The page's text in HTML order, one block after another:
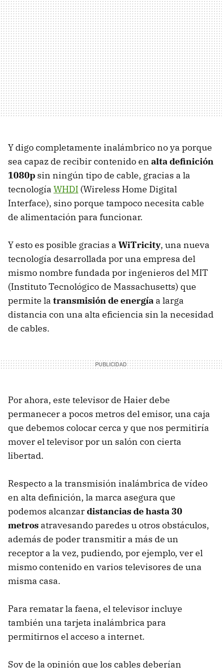
Y digo completamente inalámbrico no ya porque
sea capaz de recibir contenido en alta definición
1080p sin ningún tipo de cable, gracias a la
tecnología WHDI (Wireless Home Digital
Interface), sino porque tampoco necesita cable
de alimentación para funcionar.
Y esto es posible gracias a WiTricity, una nueva
tecnología desarrollada por una empresa del
mismo nombre fundada por ingenieros del MIT
(Instituto Tecnológico de Massachusetts) que
permite la transmisión de energía a larga
distancia con una alta eficiencia sin la necesidad
de cables.
Por ahora, este televisor de Haier debe
permanecer a pocos metros del emisor, una caja
que debemos colocar cerca y que nos permitiría
mover el televisor por un salón con cierta
libertad.
Respecto a la transmisión inalámbrica de vídeo
en alta definición, la marca asegura que
podemos alcanzardistancias de hasta 30
metros atravesando paredes u otros obstáculos,
además de poder transmitir a más de un
receptor a la vez, pudiendo, por ejemplo, ver el
mismo contenido en varios televisores de una
misma casa.
Para rematar la faena, el televisor incluye
también una tarjeta inalámbrica para
permitirnos el acceso a internet.
Soy de la opinión que los cables deberían